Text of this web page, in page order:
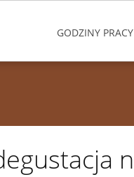
GODZINY PRACY